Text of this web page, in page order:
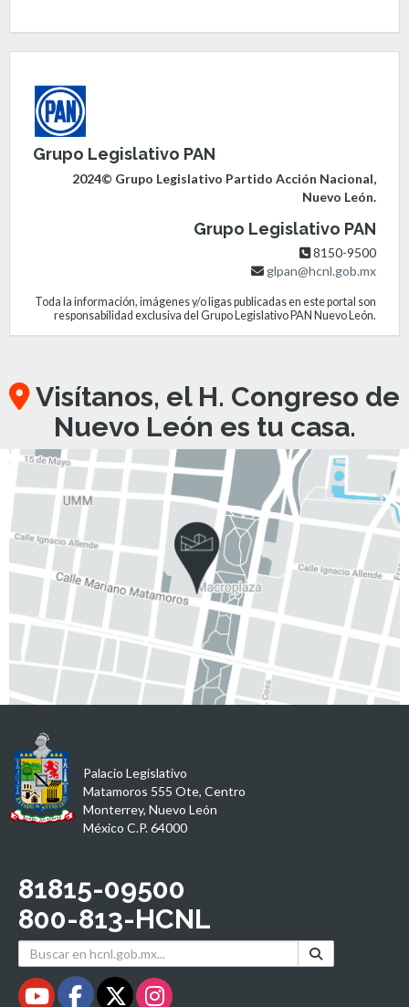
Grupo Legislativo PAN
2024© Grupo Legislativo Partido Acción Nacional,
Nuevo León.
Grupo Legislativo PAN
8150-9500
glpan@hcnl.gob.mx
Toda la información, imágenes y/o ligas publicadas en este portal son
responsabilidad exclusiva del Grupo Legislativo PAN Nuevo León.
Visítanos, el H. Congreso de
Nuevo León es tu casa.
Palacio Legislativo
Matamoros 555 Ote, Centro
Monterrey, Nuevo León
México C.P. 64000
81815-09500
800-813-HCNL